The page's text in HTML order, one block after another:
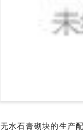
无水石膏砌块的生产